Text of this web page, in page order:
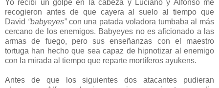
Yo recibí un golpe en la cabeza y Luciano y Alfonso me
recogieron antes de que cayera al suelo al tiempo que
David “babyeyes”con una patada voladora tumbaba al más
cercano de los enemigos. Babyeyes no es aficionado a las
armas de fuego, pero sus enseñanzas con el maestro
tortuga han hecho que sea capaz de hipnotizar al enemigo
con la mirada al tiempo que reparte mortíferos ayukens.
Antes de que los siguientes dos atacantes pudieran